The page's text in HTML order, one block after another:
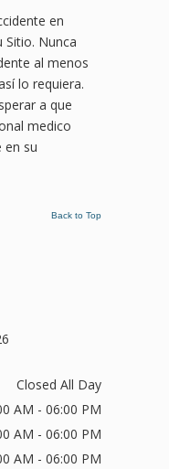
en
Sitio. Nunca
al menos
lo requiera.
a que
medico
en su
Back to Top
Closed All Day
AM - 06:00 PM
AM - 06:00 PM
AM - 06:00 PM